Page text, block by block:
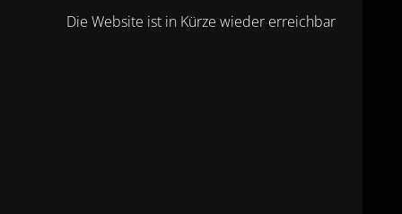
Die Website ist in Kürze wieder erreichbar